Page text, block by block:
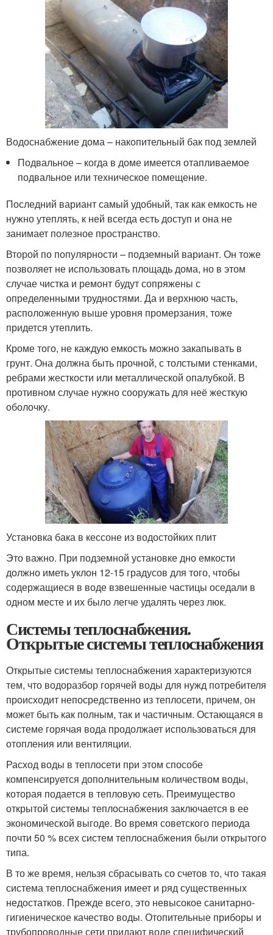
Водоснабжение дома – накопительный бак под землей
Подвальное – когда в доме имеется отапливаемое
подвальное или техническое помещение.
Последний вариант самый удобный, так как емкость не
нужно утеплять, к ней всегда есть доступ и она не
занимает полезное пространство.
Второй по популярности – подземный вариант. Он тоже
позволяет не использовать площадь дома, но в этом
случае чистка и ремонт будут сопряжены с
определенными трудностями. Да и верхнюю часть,
расположенную выше уровня промерзания, тоже
придется утеплить.
Кроме того, не каждую емкость можно закапывать в
грунт. Она должна быть прочной, с толстыми стенками,
ребрами жесткости или металлической опалубкой. В
противном случае нужно сооружать для неё жесткую
оболочку.
Установка бака в кессоне из водостойких плит
Это важно. При подземной установке дно емкости
должно иметь уклон 12-15 градусов для того, чтобы
содержащиеся в воде взвешенные частицы оседали в
одном месте и их было легче удалять через люк.
Системы теплоснабжения.
Открытые системы теплоснабжения
Открытые системы теплоснабжения характеризуются
тем, что водоразбор горячей воды для нужд потребителя
происходит непосредственно из теплосети, причем, он
может быть как полным, так и частичным. Остающаяся в
системе горячая вода продолжает использоваться для
отопления или вентиляции.
Расход воды в теплосети при этом способе
компенсируется дополнительным количеством воды,
которая подается в тепловую сеть. Преимущество
открытой системы теплоснабжения заключается в ее
экономической выгоде. Во время советского периода
почти 50 % всех систем теплоснабжения были открытого
типа.
В то же время, нельзя сбрасывать со счетов то, что такая
система теплоснабжения имеет и ряд существенных
недостатков. Прежде всего, это невысокое санитарно-
гигиеническое качество воды. Отопительные приборы и
трубопроводные сети придают воде специфический